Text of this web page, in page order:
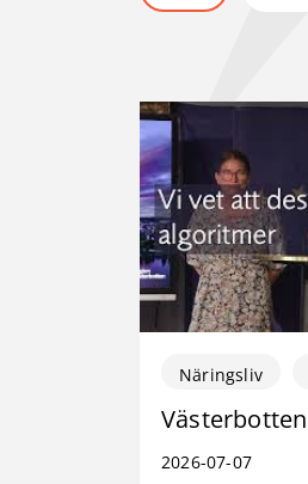
Näringsliv
2026-07-07